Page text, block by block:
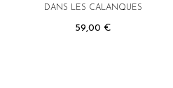
DANS LES CALANQUES
59,00 €